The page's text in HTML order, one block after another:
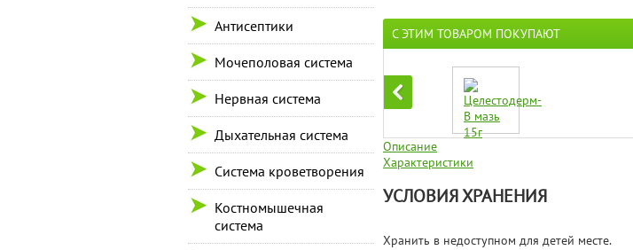
Антисептики
Мочеполовая система
Нервная система
Дыхательная система
Система кроветворения
Костномышечная
система
С ЭТИМ ТОВАРОМ ПОКУПАЮТ
Описание
Характеристики
УСЛОВИЯ ХРАНЕНИЯ
Хранить в недоступном для детей месте.